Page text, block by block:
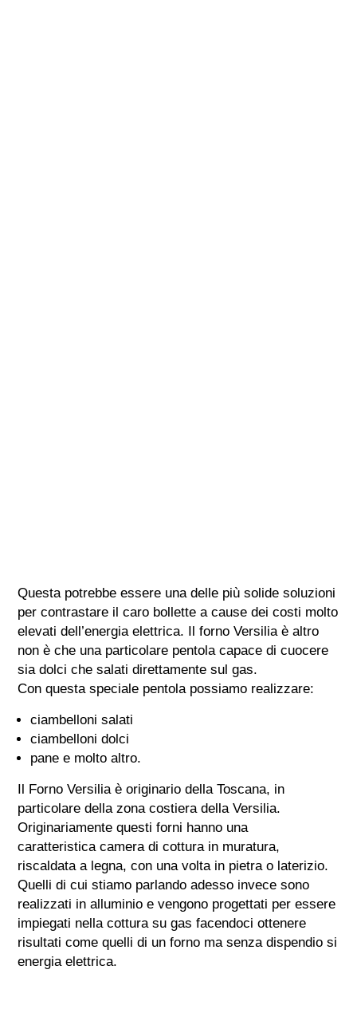
Questa potrebbe essere una delle più solide soluzioni
per contrastare il caro bollette a cause dei costi molto
elevati dell’energia elettrica. Il forno Versilia è altro
non è che una particolare pentola capace di cuocere
sia dolci che salati direttamente sul gas.
Con questa speciale pentola possiamo realizzare:
ciambelloni salati
ciambelloni dolci
pane e molto altro.
Il Forno Versilia è originario della Toscana, in
particolare della zona costiera della Versilia.
Originariamente questi forni hanno una
caratteristica camera di cottura in muratura,
riscaldata a legna, con una volta in pietra o laterizio.
Quelli di cui stiamo parlando adesso invece sono
realizzati in alluminio e vengono progettati per essere
impiegati nella cottura su gas facendoci ottenere
risultati come quelli di un forno ma senza dispendio si
energia elettrica.